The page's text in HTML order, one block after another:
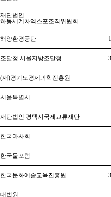
재단법인
하동세계차엑스포조직위원회
해양환경공단
조달청 서울지방조달청
(재)경기도경제과학진흥원
서울특별시
재단법인 평택시국제교류재단
한국마사회
한국물포럼
한국문화예술교육진흥원
대법원